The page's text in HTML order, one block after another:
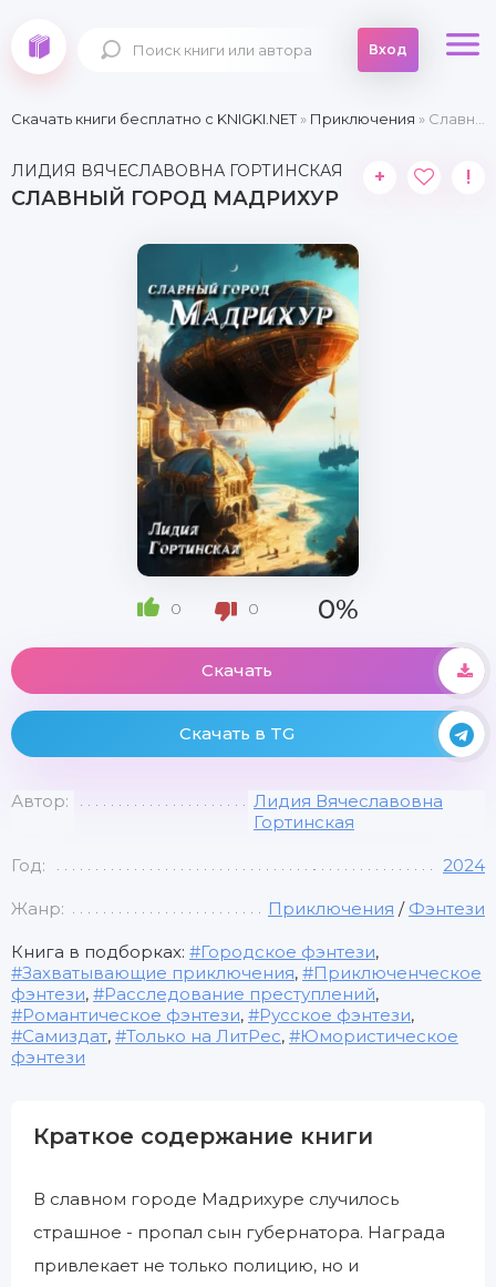
Вход
Скачать книги бесплатно c KNIGKI.NET» Приключения » Славный город Мадрихур
ЛИДИЯ ВЯЧЕСЛАВОВНА ГОРТИНСКАЯ
СЛАВНЫЙ ГОРОД МАДРИХУР
+ !
0 0 0%
Скачать
Скачать в TG
Автор:
Лидия Вячеславовна
Гортинская
Год: 2024
Жанр: Приключения / Фэнтези
Книга в подборках: Городское фэнтези,
Захватывающие приключения,
Приключенческое
фэнтези, Расследование преступлений,
Романтическое фэнтези, Русское фэнтези,
Самиздат, Только на ЛитРес,
Юмористическое
фэнтези
Краткое содержание книги
В славном городе Мадрихуре случилось
страшное - пропал сын губернатора. Награда
привлекает не только полицию, но и